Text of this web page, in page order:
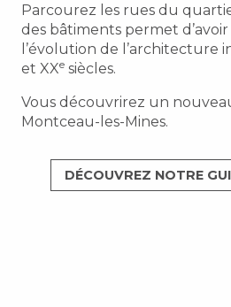
Parcourez les rues du
des bâtiments permet
l’évolution de l’architecture
et XXe siècles.
Vous découvrirez un
Montceau-les-Mines.
DÉCOUVREZ NOTRE